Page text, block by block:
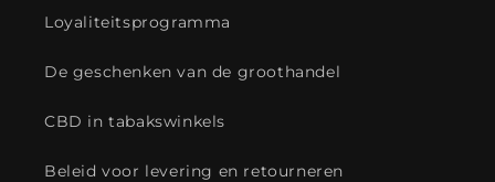
Loyaliteitsprogramma
De geschenken van de groothandel
CBD in tabakswinkels
Beleid voor levering en retourneren